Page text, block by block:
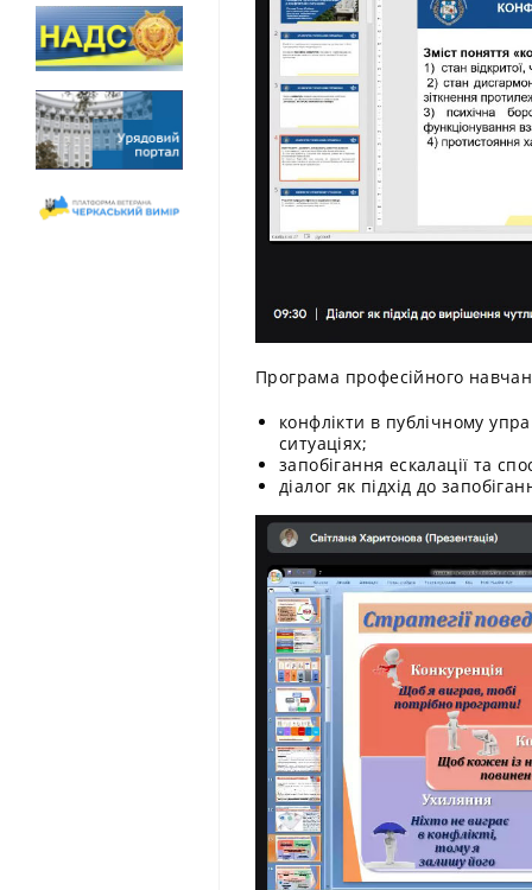
Програма професійного
конфлікти в публічному
ситуаціях;
запобігання ескалації та
діалог як підхід до